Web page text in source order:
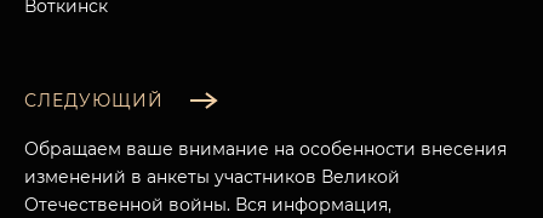
Воткинск
СЛЕДУЮЩИЙ
Обращаем ваше внимание на особенности внесения
изменений в анкеты участников Великой
Отечественной войны. Вся информация,